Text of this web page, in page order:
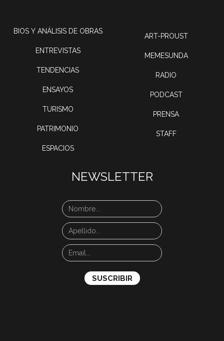
BIOS Y ANÁLISIS DE OBRAS
ENTREVISTAS
TENDENCIAS
ENSAYOS
TURISMO
PATRIMONIO
ESPACIOS
ART-PROUST
MEMESUNDA
RADIO
PODCAST
PRENSA
STAFF
NEWSLETTER